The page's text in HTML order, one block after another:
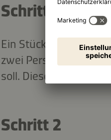
Schritt 1
Ein Stück Sushi
zwei Personen
soll. Dieses entspricht
Schritt 2